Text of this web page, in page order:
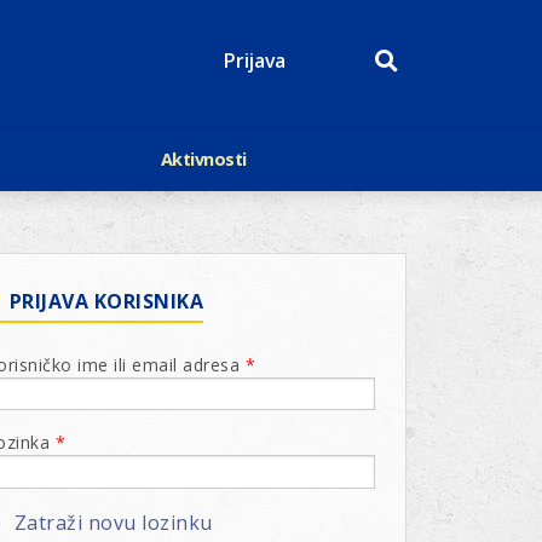
Prijava
Aktivnosti
Događaji
Kalendar
Lions Magazin
PRIJAVA KORISNIKA
ime ili email adresa *
*
Zatraži novu lozinku